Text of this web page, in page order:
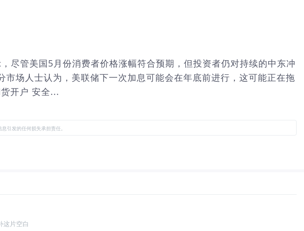
管美国5月份消费者价格涨幅符合预期，但投资者仍对持续的中东冲
场人士认为，美联储下一次加息可能会在年底前进行，这可能正在拖
开户 安全...
引发的任何损失承担责任。
这片空白